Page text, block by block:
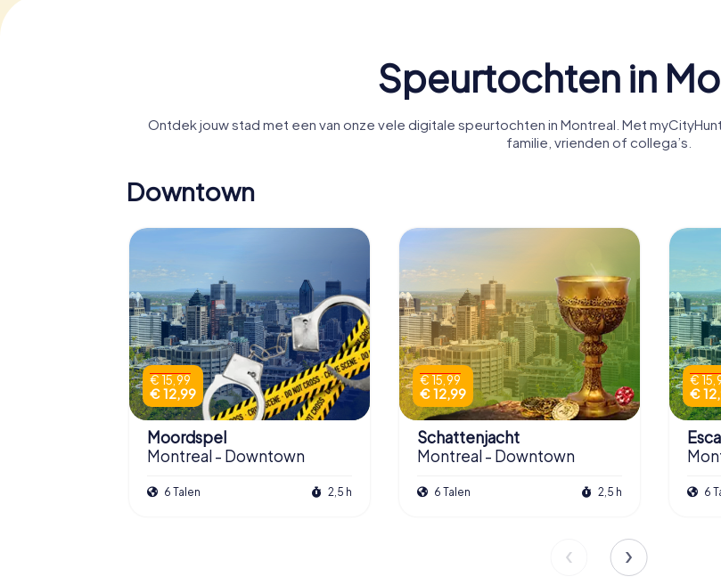
Speurtochten in
Ontdek jouw stad met een van onze vele digitale speurtochten in Montreal. Met
familie, vrienden of collega’s.
Downtown
€ 15,99
€ 12,99
Moordspel
Montreal - Downtown
6 Talen 2,5 h
€ 15,99
€ 12,99
Schattenjacht
Montreal - Downtown
6 Talen 2,5 h
€
€
6